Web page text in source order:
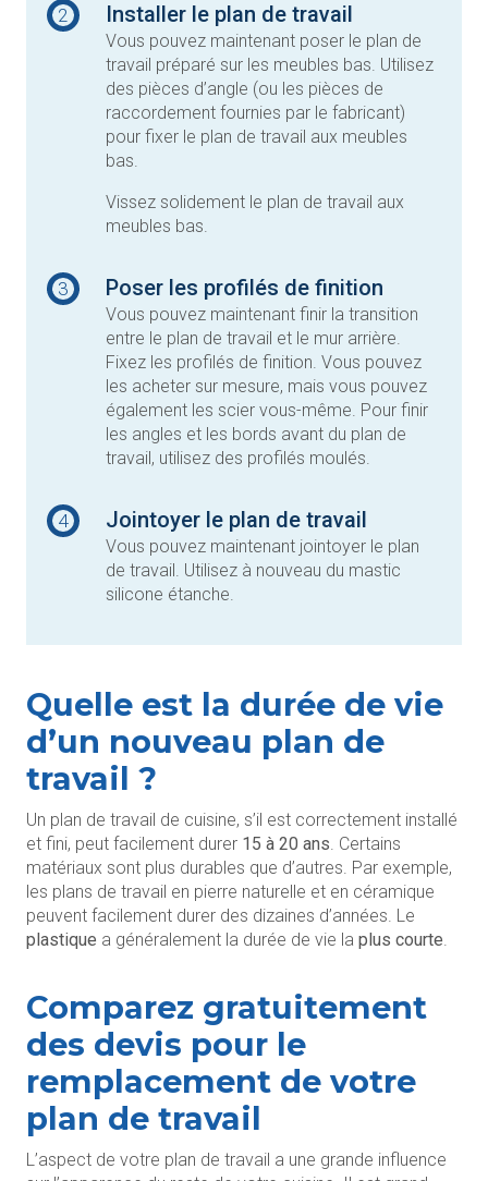
2 Installer le plan de travail
Vous pouvez maintenant poser le plan de
travail préparé sur les meubles bas. Utilisez
des pièces d’angle (ou les pièces de
raccordement fournies par le fabricant)
pour fixer le plan de travail aux meubles
bas.
Vissez solidement le plan de travail aux
meubles bas.
3 Poser les profilés de finition
Vous pouvez maintenant finir la transition
entre le plan de travail et le mur arrière.
Fixez les profilés de finition. Vous pouvez
les acheter sur mesure, mais vous pouvez
également les scier vous-même. Pour finir
les angles et les bords avant du plan de
travail, utilisez des profilés moulés.
4 Jointoyer le plan de travail
Vous pouvez maintenant jointoyer le plan
de travail. Utilisez à nouveau du mastic
silicone étanche.
Quelle est la durée de vie
d’un nouveau plan de
travail ?
Un plan de travail de cuisine, s’il est correctement installé
et fini, peut facilement durer 15 à 20 ans. Certains
matériaux sont plus durables que d’autres. Par exemple,
les plans de travail en pierre naturelle et en céramique
peuvent facilement durer des dizaines d’années. Le
plastique a généralement la durée de vie la plus courte.
Comparez gratuitement
des devis pour le
remplacement de votre
plan de travail
L’aspect de votre plan de travail a une grande influence